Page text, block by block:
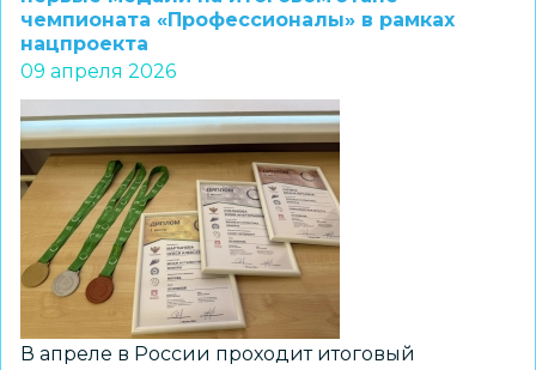
федерального
«Цифровой
ликбез»
прошел
в
школе
№
206
Новосибирска
чемпионата «Профессионалы» в рамках
нацпроекта
09 апреля 2026
В апреле в России проходит итоговый